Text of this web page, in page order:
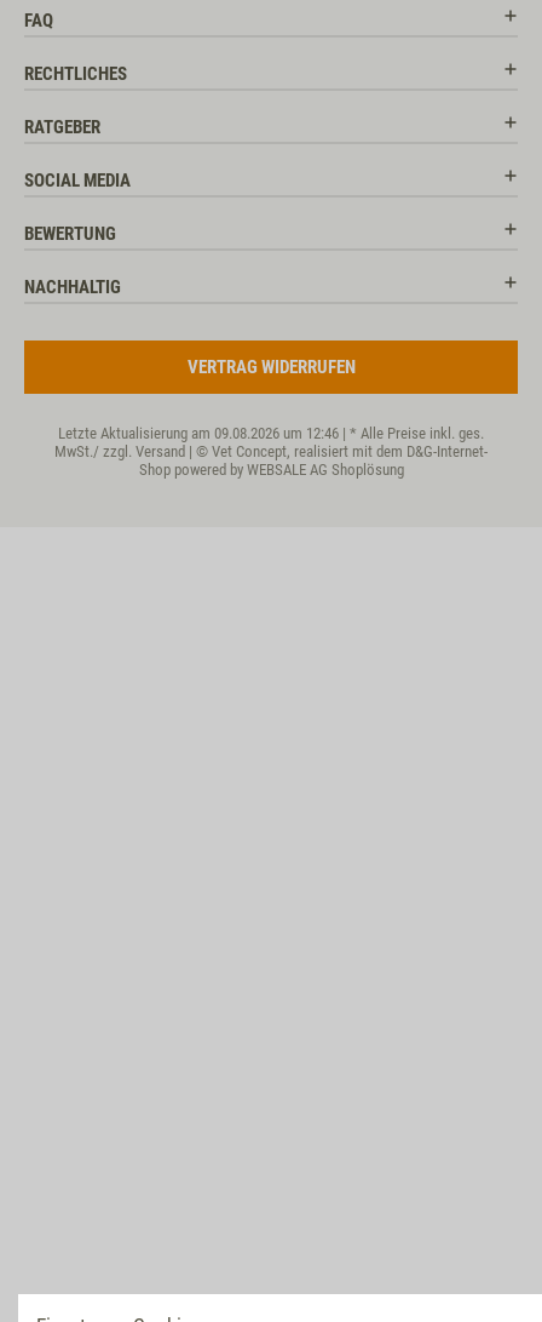
FAQ
RECHTLICHES
RATGEBER
SOCIAL MEDIA
BEWERTUNG
NACHHALTIG
VERTRAG WIDERRUFEN
Letzte Aktualisierung am 09.08.2026 um 12:46 | * Alle Preise inkl. ges.
MwSt./ zzgl. Versand | © Vet Concept, realisiert mit dem D&G-Internet-
Shop powered by WEBSALE AG Shoplösung